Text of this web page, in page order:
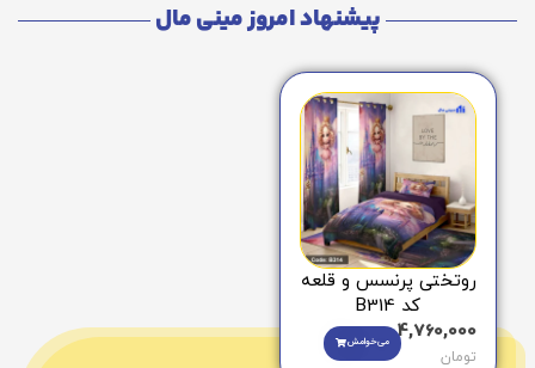
پیشنهاد امروز مینی مال
روتختی پرنسس و قلعه
کد B314
4,760,000
تومان
می‌خوامش